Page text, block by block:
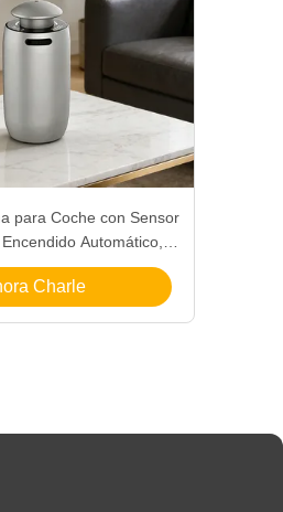
para Coche con Sensor
Automático,
y Portátil para
CocheCharle